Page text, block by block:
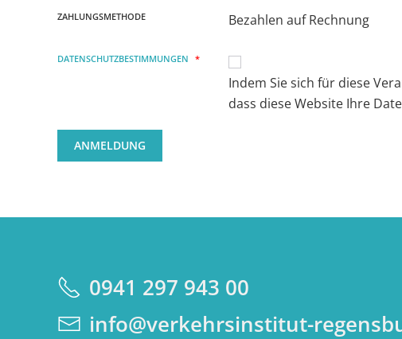
ZAHLUNGSMETHODE Bezahlen auf Rechnung
DATENSCHUTZBESTIMMUNGEN *
Indem Sie sich für diese
dass diese Website Ihre
0941 297 943 00
info@verkehrsinstitut-